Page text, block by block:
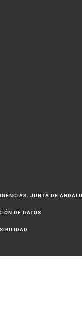
JUNTA DE
DE DATOS